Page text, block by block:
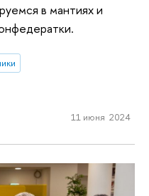
в мантиях и
11 июня 2024